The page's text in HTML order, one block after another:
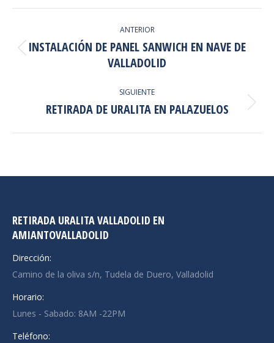
ENTRE
ANTERIOR
Proyecto
anterior
INSTALACIÓN DE PANEL SANWICH EN NAVE DE
VALLADOLID
SIGUIENTE
Proyecto
RETIRADA DE URALITA EN PALAZUELOS
RETIRADA URALITA VALLADOLID EN
AMIANTOVALLADOLID
Dirección:
Camino de la oliva s/n, Tudela de Duero, Valladolid
Horario:
Lunes - Sabado: 8AM -22PM
Teléfono: